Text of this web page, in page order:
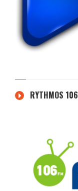
RYTHMOS 106